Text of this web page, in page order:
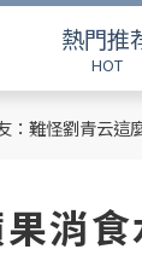
熱門推
HOT
：難怪劉青云這
消